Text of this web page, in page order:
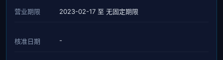
营业期限 2023-02-17 至 无固定期限
核准日期 -